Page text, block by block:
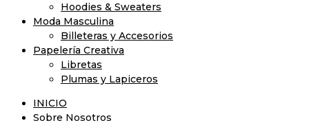
Hoodies & Sweaters
Moda Masculina
Billeteras y Accesorios
Papelería Creativa
Libretas
Plumas y Lapiceros
INICIO
Sobre Nosotros